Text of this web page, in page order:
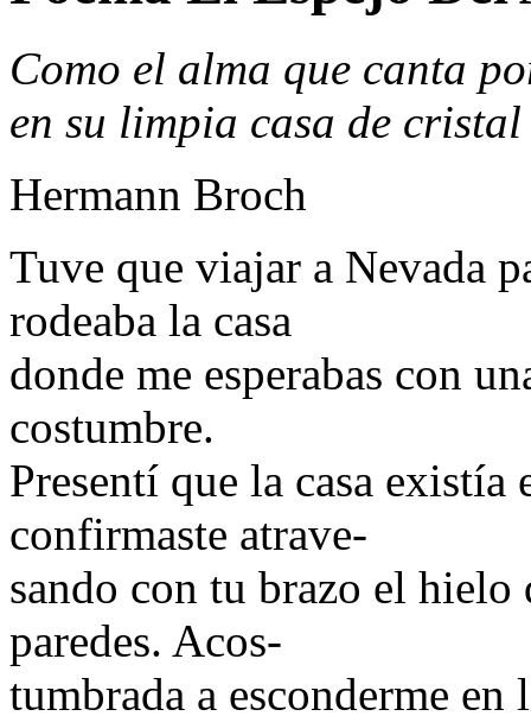
Como el alma que canta
en su limpia casa de cristal
Hermann Broch
Tuve que viajar a Nevada
rodeaba la casa
donde me esperabas con
costumbre.
Presentí que la casa existía
confirmaste atrave-
sando con tu brazo el hielo
paredes. Acos-
tumbrada a esconderme en